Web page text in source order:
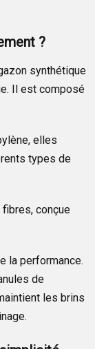
?
synthétique
Il est composé
elles
types de
conçue
la performance.
de
les brins